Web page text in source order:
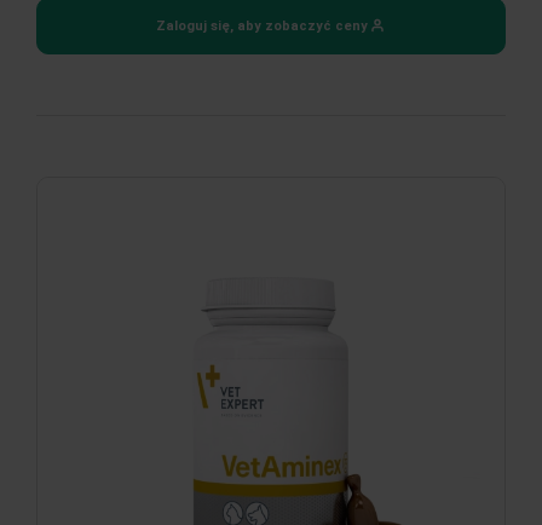
Zaloguj się, aby zobaczyć ceny